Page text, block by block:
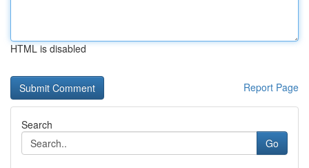
HTML is disabled
Report Page
Search
Go